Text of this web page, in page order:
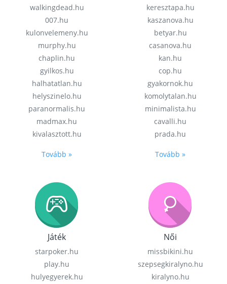
walkingdead.hu
007.hu
kulonvelemeny.hu
murphy.hu
chaplin.hu
gyilkos.hu
halhatatlan.hu
helyszinelo.hu
paranormalis.hu
madmax.hu
kivalasztott.hu
Tovább »
keresztapa.hu
kaszanova.hu
betyar.hu
casanova.hu
kan.hu
cop.hu
gyakornok.hu
komolytalan.hu
minimalista.hu
cavalli.hu
prada.hu
Tovább »
Játék
starpoker.hu
play.hu
hulyegyerek.hu
Női
missbikini.hu
szepsegkiralyno.hu
kiralyno.hu